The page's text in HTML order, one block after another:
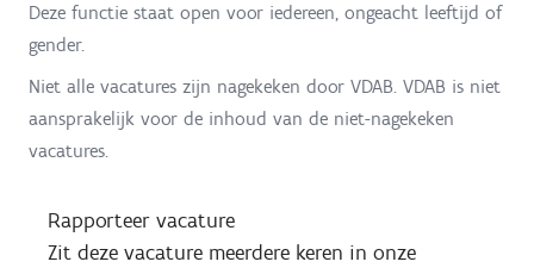
Deze functie staat open voor iedereen, ongeacht leeftijd of
gender.
Niet alle vacatures zijn nagekeken door VDAB. VDAB is niet
aansprakelijk voor de inhoud van de niet-nagekeken
vacatures.
Rapporteer vacature
Zit deze vacature meerdere keren in onze